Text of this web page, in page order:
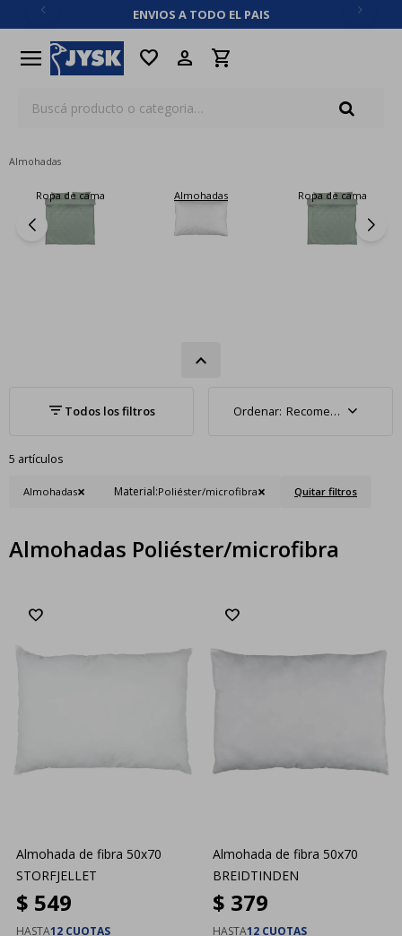
ENVIOS A TODO EL PAIS
menu favorite
Almohadas
Ropa de cama Almohadas Ropa de cama
Recomendados
5 artículos
Almohadas Material:Poliéster/microfibra Quitar filtros
Almohadas Poliéster/microfibra
Almohada de fibra 50x70
STORFJELLET
$ 549
HASTA12 CUOTAS
Almohada de fibra 50x70
BREIDTINDEN
$ 379
HASTA12 CUOTAS
close